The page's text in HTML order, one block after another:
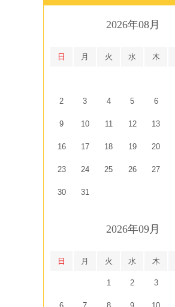
2026年08月
日 月 火 水 木
2 3 4 5 6
9 10 11 12 13
16 17 18 19 20
23 24 25 26 27
30 31
2026年09月
日 月 火 水 木
1 2 3